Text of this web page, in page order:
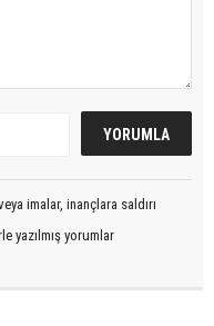
imalar, inançlara saldırı
yazılmış yorumlar